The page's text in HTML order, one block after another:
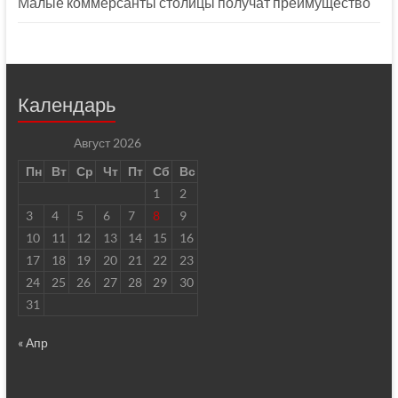
Календарь
Август 2026
Пн
Вт Ср Чт Пт Сб
Вс
1
2
3
4 5 6 7 8
9
10
11 12 13 14 15
16
17
18 19 20 21 22
23
24
25 26 27 28 29
30
31
« Апр